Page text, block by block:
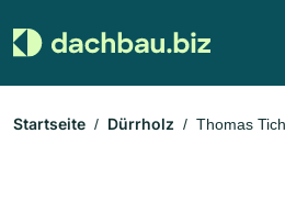
Startseite Dürrholz
Thomas